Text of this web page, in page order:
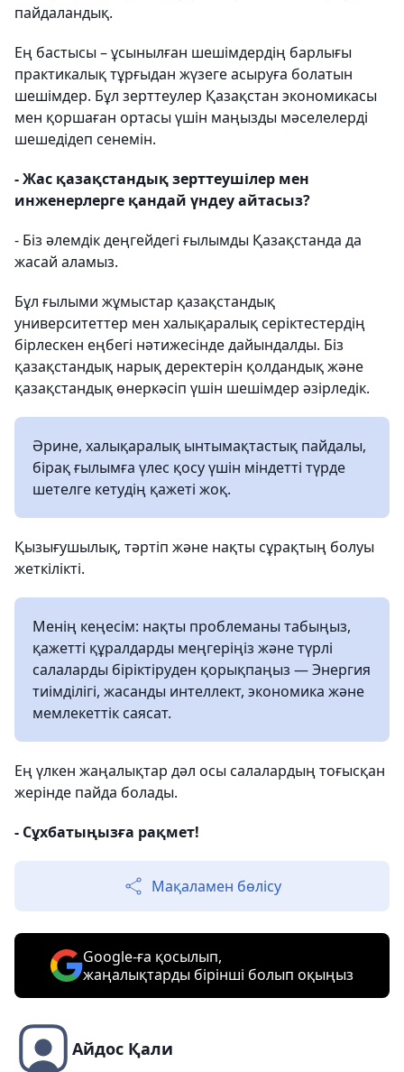
пайдаландық.
Ең бастысы – ұсынылған шешімдердің барлығы
практикалық тұрғыдан жүзеге асыруға болатын
шешімдер. Бұл зерттеулер Қазақстан экономикасы
мен қоршаған ортасы үшін маңызды мәселелерді
шешедідеп сенемін.
- Жас қазақстандық зерттеушілер мен
инженерлерге қандай үндеу айтасыз?
- Біз әлемдік деңгейдегі ғылымды Қазақстанда да
жасай аламыз.
Бұл ғылыми жұмыстар қазақстандық
университеттер мен халықаралық серіктестердің
бірлескен еңбегі нәтижесінде дайындалды. Біз
қазақстандық нарық деректерін қолдандық және
қазақстандық өнеркәсіп үшін шешімдер әзірледік.
Әрине, халықаралық ынтымақтастық пайдалы,
бірақ ғылымға үлес қосу үшін міндетті түрде
шетелге кетудің қажеті жоқ.
Қызығушылық, тәртіп және нақты сұрақтың болуы
жеткілікті.
Менің кеңесім: нақты проблеманы табыңыз,
қажетті құралдарды меңгеріңіз және түрлі
салаларды біріктіруден қорықпаңыз — Энергия
тиімділігі, жасанды интеллект, экономика және
мемлекеттік саясат.
Ең үлкен жаңалықтар дәл осы салалардың тоғысқан
жерінде пайда болады.
- Сұхбатыңызға рақмет!
Мақаламен бөлісу
Google-ға қосылып,
жаңалықтарды бірінші болып оқыңыз
Айдос Қали